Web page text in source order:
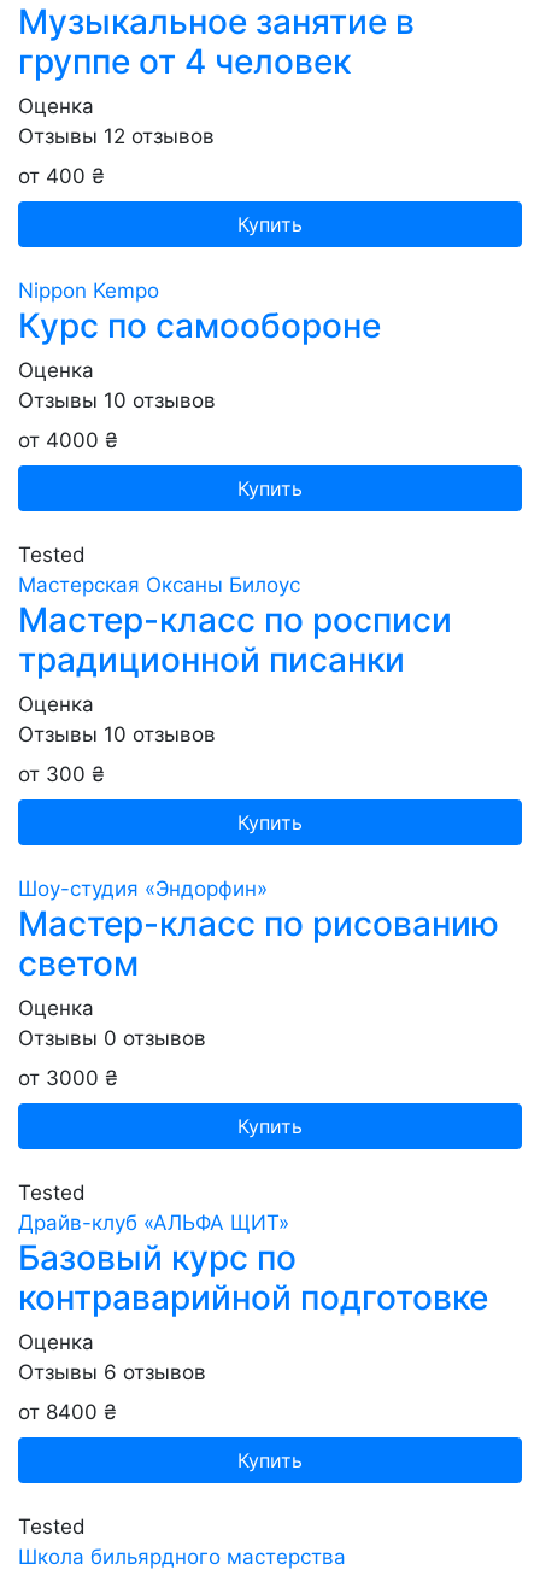
Музыкальное занятие в
группе от 4 человек
Оценка
Отзывы 12 отзывов
от 400 ₴
Купить
Nippon Kempo
Курс по самообороне
Оценка
Отзывы 10 отзывов
от 4000 ₴
Купить
Tested
Мастерская Оксаны Билоус
Мастер-класс по росписи
традиционной писанки
Оценка
Отзывы 10 отзывов
от 300 ₴
Купить
Шоу-студия «Эндорфин»
Мастер-класс по рисованию
светом
Оценка
Отзывы 0 отзывов
от 3000 ₴
Купить
Tested
Драйв-клуб «АЛЬФА ЩИТ»
Базовый курс по
контраварийной подготовке
Оценка
Отзывы 6 отзывов
от 8400 ₴
Купить
Tested
Школа бильярдного мастерства